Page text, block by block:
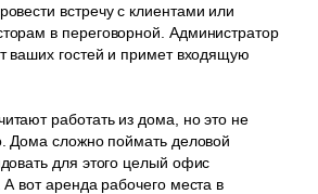
встречу с клиентами или
в переговорной. Администратор
ваших гостей и примет входящую
работать из дома, но это не
Дома сложно поймать деловой
для этого целый офис
А вот аренда рабочего места в